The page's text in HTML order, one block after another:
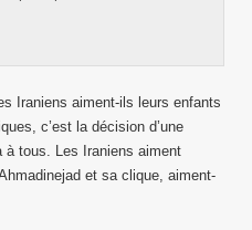
Iraniens aiment-ils leurs enfants
c’est la décision d’une
à tous. Les Iraniens aiment
et sa clique, aiment-